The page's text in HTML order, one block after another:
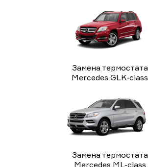
Замена термостата
Mercedes GLK-class
Замена термостата
Mercedes ML-class